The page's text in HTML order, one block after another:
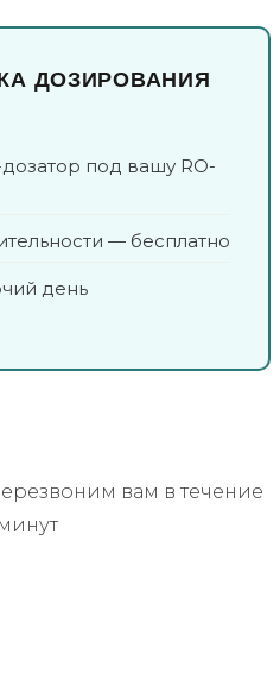
ДОЗИРОВАНИЯ
под вашу RO-
— бесплатно
день
вам в течение